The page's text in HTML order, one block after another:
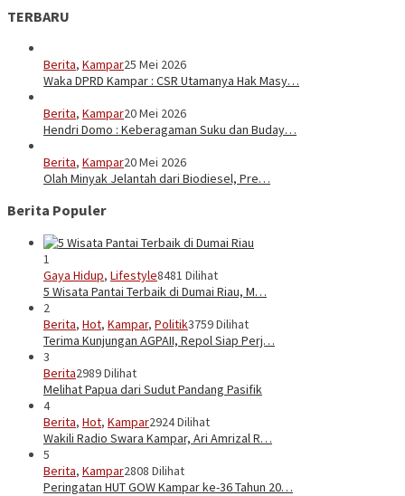
TERBARU
Berita, Kampar25 Mei 2026
Waka DPRD Kampar : CSR Utamanya Hak Masy…
Berita, Kampar20 Mei 2026
Hendri Domo : Keberagaman Suku dan Buday…
Berita, Kampar20 Mei 2026
Olah Minyak Jelantah dari Biodiesel, Pre…
Berita Populer
1
Gaya Hidup, Lifestyle8481 Dilihat
5 Wisata Pantai Terbaik di Dumai Riau, M…
2
Berita, Hot, Kampar, Politik3759 Dilihat
Terima Kunjungan AGPAII, Repol Siap Perj…
3
Berita2989 Dilihat
Melihat Papua dari Sudut Pandang Pasifik
4
Berita, Hot, Kampar2924 Dilihat
Wakili Radio Swara Kampar, Ari Amrizal R…
5
Berita, Kampar2808 Dilihat
Peringatan HUT GOW Kampar ke-36 Tahun 20…